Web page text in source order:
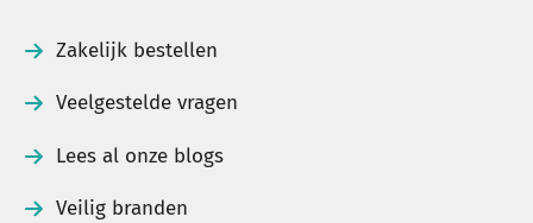
Zakelijk bestellen
Veelgestelde vragen
Lees al onze blogs
Veilig branden